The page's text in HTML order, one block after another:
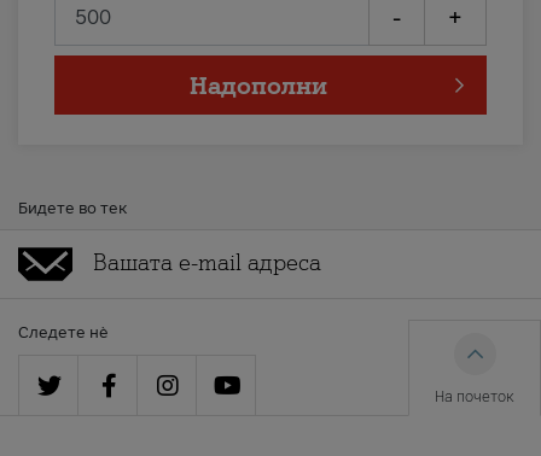
- +
Надополни
Бидете во тек
Следете нè
На почеток